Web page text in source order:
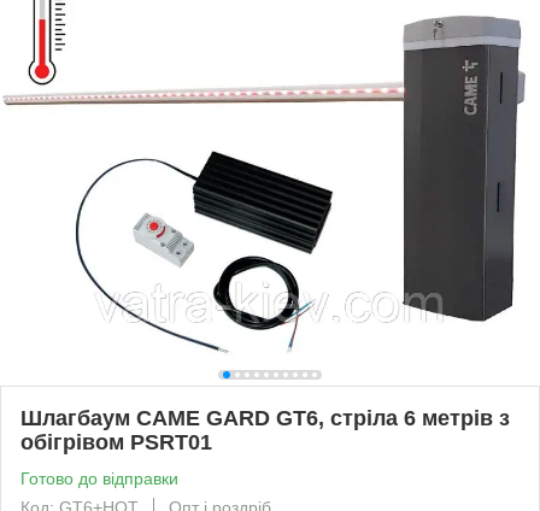
Шлагбаум CAME GARD GT6, стріла 6 метрів з
обігрівом PSRT01
Готово до відправки
Код: GT6+HOT
Опт і роздріб